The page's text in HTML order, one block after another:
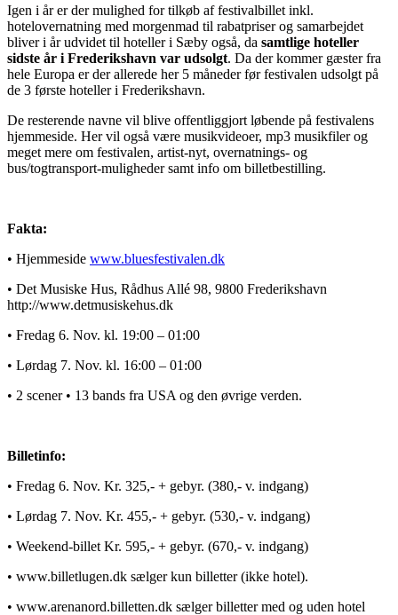
Igen i år er der mulighed for tilkøb af festivalbillet inkl.
hotelovernatning med morgenmad til rabatpriser og samarbejdet
bliver i år udvidet til hoteller i Sæby også, da samtlige hoteller
sidste år i Frederikshavn var udsolgt. Da der kommer gæster fra
hele Europa er der allerede her 5 måneder før festivalen udsolgt på
de 3 første hoteller i Frederikshavn.
De resterende navne vil blive offentliggjort løbende på festivalens
hjemmeside. Her vil også være musikvideoer, mp3 musikfiler og
meget mere om festivalen, artist-nyt, overnatnings- og
bus/togtransport-muligheder samt info om billetbestilling.
Fakta:
• Hjemmeside www.bluesfestivalen.dk
• Det Musiske Hus, Rådhus Allé 98, 9800 Frederikshavn
http://www.detmusiskehus.dk
• Fredag 6. Nov. kl. 19:00 – 01:00
• Lørdag 7. Nov. kl. 16:00 – 01:00
• 2 scener • 13 bands fra USA og den øvrige verden.
Billetinfo:
• Fredag 6. Nov. Kr. 325,- + gebyr. (380,- v. indgang)
• Lørdag 7. Nov. Kr. 455,- + gebyr. (530,- v. indgang)
• Weekend-billet Kr. 595,- + gebyr. (670,- v. indgang)
• www.billetlugen.dk sælger kun billetter (ikke hotel).
• www.arenanord.billetten.dk sælger billetter med og uden hotel